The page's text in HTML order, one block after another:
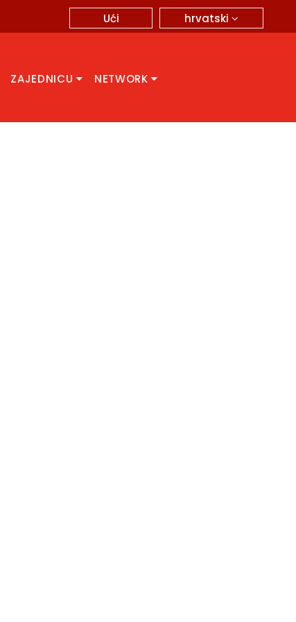
hrvatski
Ući
ZAJEDNICU NETWORK